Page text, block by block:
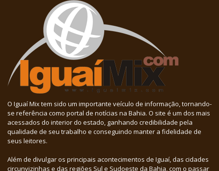
O Iguaí Mix tem sido um importante veículo de informação, tornando-
se referência como portal de notícias na Bahia. O site é um dos mais
acessados do interior do estado, ganhando credibilidade pela
qualidade de seu trabalho e conseguindo manter a fidelidade de
seus leitores.
Além de divulgar os principais acontecimentos de Iguaí, das cidades
circunvizinhas e das regiões Sul e Sudoeste da Bahia, com o passar